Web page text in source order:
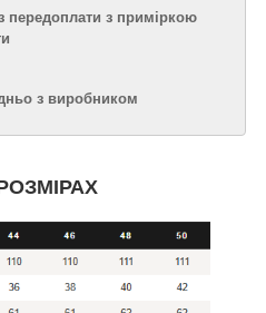
передоплати з приміркою
з виробником